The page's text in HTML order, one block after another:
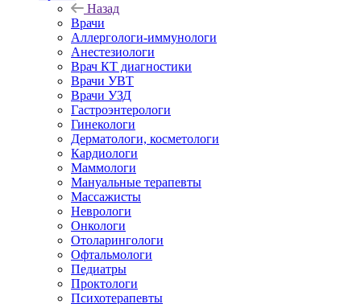
Назад
Врачи
Аллергологи-иммунологи
Анестезиологи
Врач КТ диагностики
Врачи УВТ
Врачи УЗД
Гастроэнтерологи
Гинекологи
Дерматологи, косметологи
Кардиологи
Маммологи
Мануальные терапевты
Массажисты
Неврологи
Онкологи
Отоларингологи
Офтальмологи
Педиатры
Проктологи
Психотерапевты